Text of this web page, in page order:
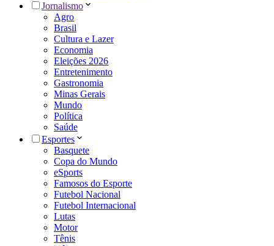
Jornalismo
Agro
Brasil
Cultura e Lazer
Economia
Eleições 2026
Entretenimento
Gastronomia
Minas Gerais
Mundo
Política
Saúde
Esportes
Basquete
Copa do Mundo
eSports
Famosos do Esporte
Futebol Nacional
Futebol Internacional
Lutas
Motor
Tênis